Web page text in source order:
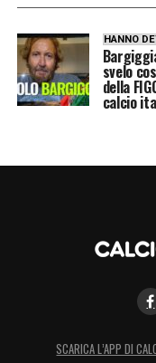
HANNO
svelo
della
calcio
SCARICA L’APP DI